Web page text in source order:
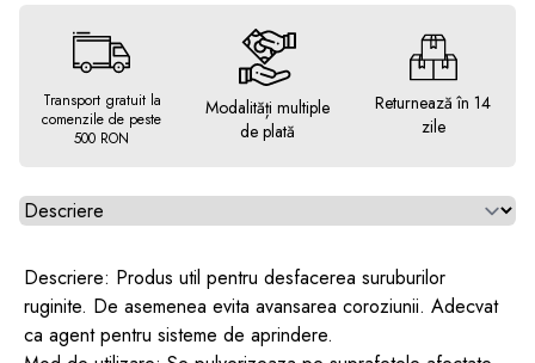
Transport gratuit la
comenzile de peste
500 RON
Modalități multiple
de plată
Returnează în 14
zile
Alegeti tab
Descriere: Produs util pentru desfacerea suruburilor
ruginite. De asemenea evita avansarea coroziunii. Adecvat
ca agent pentru sisteme de aprindere.